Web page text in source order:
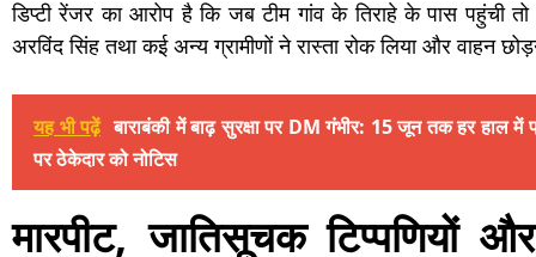
डिप्टी रेंजर का आरोप है कि जब टीम गांव के तिराहे के पास पहुंची
अरविंद सिंह तथा कई अन्य ग्रामीणों ने रास्ता रोक लिया और वाहन
यह भी पढ़ें बाराबंकी में बाढ़ सुरक्षा पर DM गंभीर: 15 जून तक हर हाल में
पर ठेकेदार को नोटिस
मारपीट, जातिसूचक टिप्पणियों